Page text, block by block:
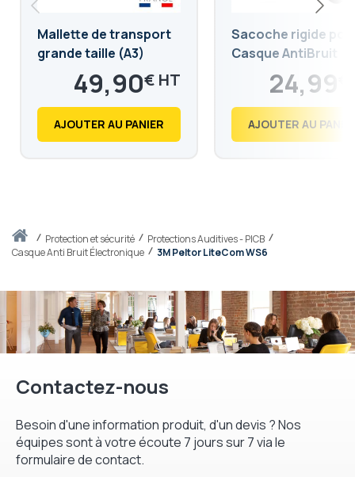
Accueilprotection et sécurité
Protections Auditives - PICB
Casque Anti Bruit Électronique
3M Peltor LiteCom WS6
Mallette de transport
grande taille (A3)
49,90€
59,88
AJOUTER AU PANIER
Sacoche rigide
Casque AntiBruit
24,99
29,99
AJOUTER AU
Contactez-nous
Besoin d'une information produit, d'un devis ? Nos
équipes sont à votre écoute 7 jours sur 7 via le
formulaire de contact.